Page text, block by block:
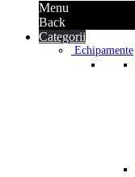
Menu
Back
Categorii
Echipamente